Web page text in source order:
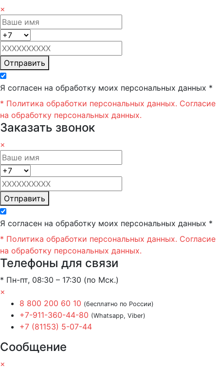
×
Отправить
Я согласен на обработку моих персональных данных *
* Политика обработки персональных данных. Согласие
на обработку персональных данных.
Заказать звонок
×
Отправить
Я согласен на обработку моих персональных данных *
* Политика обработки персональных данных. Согласие
на обработку персональных данных.
Телефоны для связи
* Пн-пт, 08:30 – 17:30 (по Мск.)
×
8 800 200 60 10 (бесплатно по России)
+7-911-360-44-80 (Whatsapp, Viber)
+7 (81153) 5-07-44
Сообщение
×